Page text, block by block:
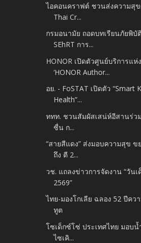
ไอคอนคราฟต์ ชวนส่งความสุข
Thai Cr...
กรมอนามัย ถอดบทเรียนภัยพิบั
SEhRT การ...
HONOR เปิดตัวศูนย์บริการแห่
‘HONOR Author...
อย. - FoSTAT เปิดตัว “Smart
Health”...
ททท. ชวนสัมผัสเสน่ห์อีสานร่ว
ซื่น ก...
“สายสีแดง” ส่งมอบความสุข ข
ถึง ตี 2...
วช. แถลงข่าวการจัดงาน “วัน
2569”
ไทย-มองโกเลีย ฉลอง 52 ปีคว
ทูต
โซเด็กซ์โซ่ ประเทศไทย มอบ
ไซเคิ...